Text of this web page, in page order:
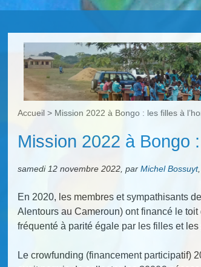
Accueil > Mission 2022 à Bongo : les filles à
Mission 2022 à Bongo
samedi 12 novembre 2022,parMichel Bossuyt
En 2020, les membres et sympathisants
Alentours au Cameroun) ont financé le
fréquenté à parité égale par les filles et les
Le crowfunding (financement participatif)